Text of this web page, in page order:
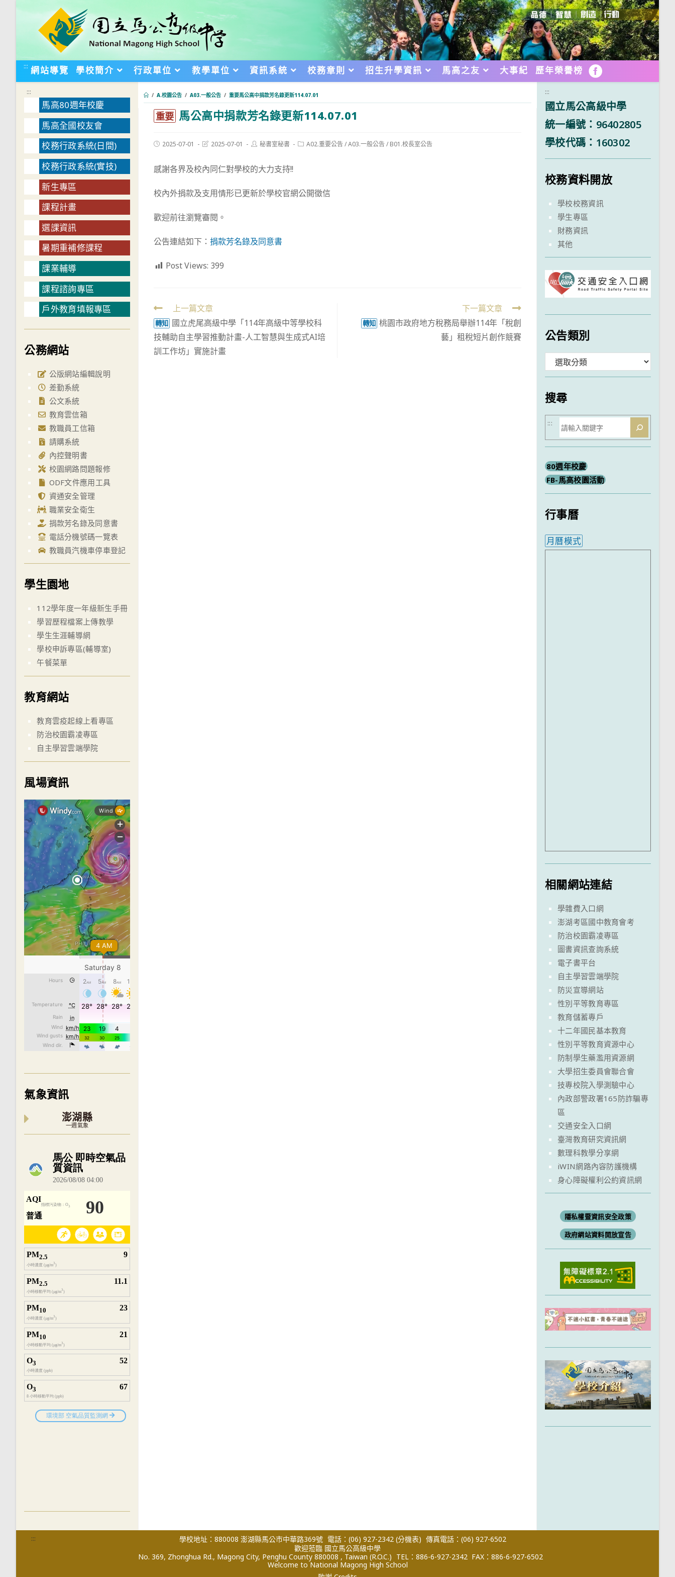
::: 網站導覽 學校簡介 行政單位 教學單位 資訊系統 校務章則 招生升學資訊 馬高之友 大事紀 歷年榮譽榜 FB
/ A.校園公告 / A03.一般公告 / 重要馬公高中捐款芳名錄更新114.07.01
重要 馬公高中捐款芳名錄更新114.07.01
Post2025-07-01
Post2025-07-01
Post秘書室秘書
PostA02.重要公告/A03.一般公告/ B01.校長室公告
感謝各界及校內同仁對學校的大力支持!!
校內外捐款及支用情形已更新於學校官網公開徵信
歡迎前往瀏覽審閱。
公告連結如下：捐款芳名錄及同意書
Post Views: 399
Read
more
articles
上一篇文章
轉知 國立虎尾高級中學「114年高級中等學校科
技輔助自主學習推動計畫-人工智慧與生成式AI培
訓工作坊」實施計畫
下一篇文章
轉知 桃園市政府地方稅務局舉辦114年「稅創
藝」租稅短片創作競賽
:::
馬高80週年校慶
馬高全國校友會
校務行政系統(日間)
校務行政系統(實技)
新生專區
課程計畫
選課資訊
暑期重補修課程
課業輔導
課程諮詢專區
戶外教育填報專區
公務網站
公版網站編輯說明
差勤系統
公文系統
教育雲信箱
教職員工信箱
請購系統
內控聲明書
校園網路問題報修
ODF文件應用工具
資通安全管理
職業安全衛生
捐款芳名錄及同意書
電話分機號碼一覽表
教職員汽機車停車登記
學生園地
112學年度一年級新生手冊
學習歷程檔案上傳教學
學生生涯輔導網
學校申訴專區(輔導室)
午餐菜單
教育網站
教育雲疫起線上看專區
防治校園霸凌專區
自主學習雲端學院
風場資訊
氣象資訊
澎湖縣
一週氣象
內嵌空氣品質小工具為視覺預覽，完整即時空氣品質資料請開啟
:::
國立馬公高級中學
統一編號：96402805
學校代碼：160302
校務資料開放
學校校務資訊
學生專區
財務資訊
其他
公告類別
類
搜尋
搜
尋
:::
80週年校慶
FB-馬高校園活動
行事曆
月曆模式
相關網站連結
學雜費入口網
澎湖考區國中教育會考
防治校園霸凌專區
圖書資訊查詢系統
電子書平台
自主學習雲端學院
防災宣導網站
性別平等教育專區
教育儲蓄專戶
十二年國民基本教育
性別平等教育資源中心
防制學生藥濫用資源網
大學招生委員會聯合會
技專校院入學測驗中心
內政部警政署165防詐騙專
區
交通安全入口網
臺灣教育研究資訊網
數理科教學分享網
iWIN網路內容防護機構
身心障礙權利公約資訊網
隱私權暨資訊安全政策
政府網站資料開放宣告
::: 學校地址：880008 澎湖縣馬公市中華路369號 電話：(06) 927-2342 (分機表) 傳真電話：(06) 927-6502
歡迎蒞臨 國立馬公高級中學
No. 369, Zhonghua Rd., Magong City, Penghu County 880008 , Taiwan (R.O.C.) TEL：886-6-927-2342 FAX：886-6-927-6502
Welcome to National Magong High School